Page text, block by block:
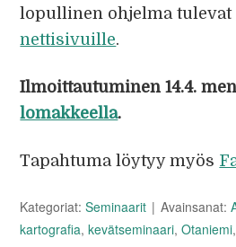
lopullinen ohjelma tulevat
nettisivuille.
Ilmoittautuminen 14.4.
lomakkeella.
Tapahtuma löytyy myös
Kategoriat:Seminaarit Avainsanat:
kartografia,kevätseminaari,Otaniemi,